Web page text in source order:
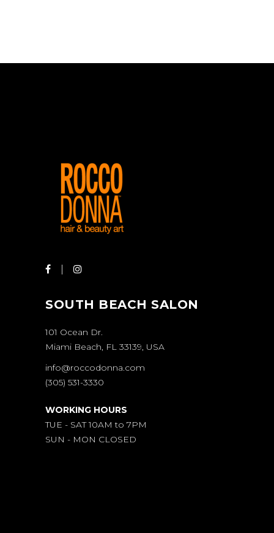
SOUTH BEACH SALON
101 Ocean Dr.
Miami Beach, FL 33139, USA
info@roccodonna.com
(305) 531-3330
WORKING HOURS
TUE - SAT 10AM to 7PM
SUN - MON CLOSED